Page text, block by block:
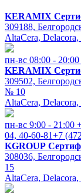
KERAMIX
309188,
AltaCera,
пн-вс 08:00 - 20:00
KERAMIX
309502,
№ 10
AltaCera,
пн-вс 9:00 - 21:00
04, 40-60-81+7
KGROUP
308036,
15
AltaCera,